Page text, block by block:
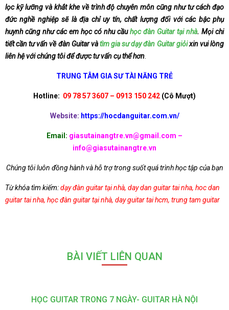
lọc kỹ lưỡng và khắt khe về trình độ chuyên môn cũng như tư cách đạo
đức nghề nghiệp sẽ là địa chỉ uy tín, chất lượng đối với các bậc phụ
huynh cũng như các em học có nhu cầuhọc đàn Guitar tại nhà. Mọi chi
tiết cần tư vấn về đàn Guitar vàtìm gia sư dạy đàn Guitar giỏixin vui lòng
liên hệ với chúng tôi để được tư vấn cụ thể hơn
TRUNG TÂM GIA SƯ TÀI NĂNG TRẺ
Hotline: 09 78 57 3607 – 0913 150 242 (Cô Mượt)
Website: https://hocdanguitar.com.vn/
Email: giasutainangtre.vn@gmail.com –
info@giasutainangtre.vn
Chúng tôi luôn đồng hành và hỗ trợ trong suốt quá trình học tập của bạn
Từ khóa tìm kiếm:dạy đàn guitar tại nhà, day dan guitar tai nha, hoc dan
guitar tai nha, học đàn guitar tại nhà, day guitar tai hcm, trung tam guitar
BÀI VIẾT LIÊN QUAN
HỌC GUITAR TRONG 7 NGÀY- GUITAR HÀ NỘI